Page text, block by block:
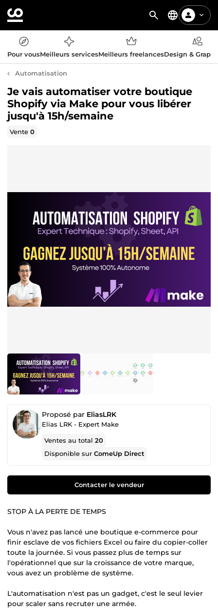
Pour vousMeilleurs servicesMeilleurs freelancesDesign &
Automatisation
Je vais automatiser votre boutique
Shopify via Make pour vous libérer
jusqu'à 15h/semaine
Vente0
Proposé par EliasLRK
Elias LRK - Expert Make
Ventes au total20
Disponible surComeUp Direct
Contacter le vendeur
STOP À LA PERTE DE TEMPS
Vous n'avez pas lancé une boutique e-commerce pour
finir esclave de vos fichiers Excel ou faire du copier-coller
toute la journée. Si vous passez plus de temps sur
l'opérationnel que sur la croissance de votre marque,
vous avez un problème de système.
L'automatisation n'est pas un gadget, c'est le seul levier
pour scaler sans recruter une armée.